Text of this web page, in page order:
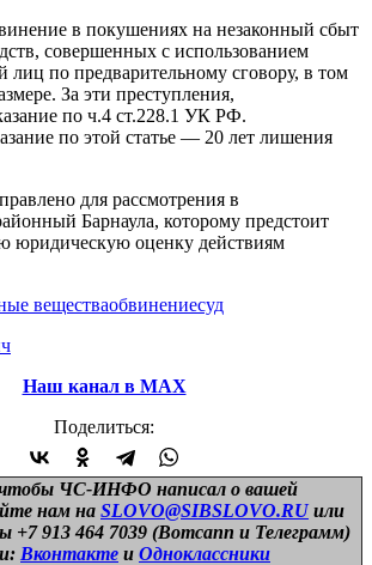
в покушениях на незаконный сбыт
совершенных с использованием
лиц по предварительному сговору, в том
За эти преступления,
по ч.4 ст.228.1 УК РФ.
по этой статье — 20 лет лишения
для рассмотрения в
Барнаула, которому предстоит
юридическую оценку действиям
веществаобвинениесуд
Наш канал в МАХ
Поделиться:
ЧС-ИНФО написал о вашей
нам на SLOVO@SIBSLOVO.RU или
+7 913 464 7039 (Вотсапп и Телеграмм)
Вконтакте и Одноклассники